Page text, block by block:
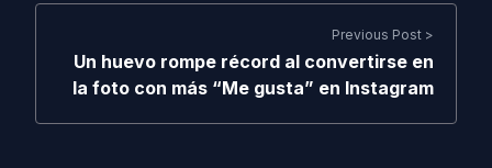
Previous Post >
Un huevo rompe récord al convertirse en
la foto con más “Me gusta” en Instagram